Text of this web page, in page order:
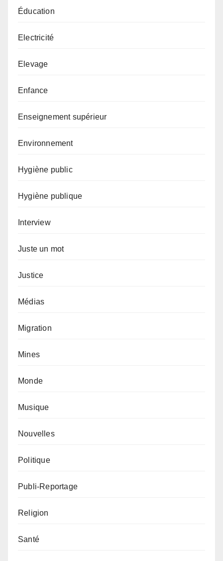
Éducation
Electricité
Elevage
Enfance
Enseignement supérieur
Environnement
Hygiène public
Hygiène publique
Interview
Juste un mot
Justice
Médias
Migration
Mines
Monde
Musique
Nouvelles
Politique
Publi-Reportage
Religion
Santé